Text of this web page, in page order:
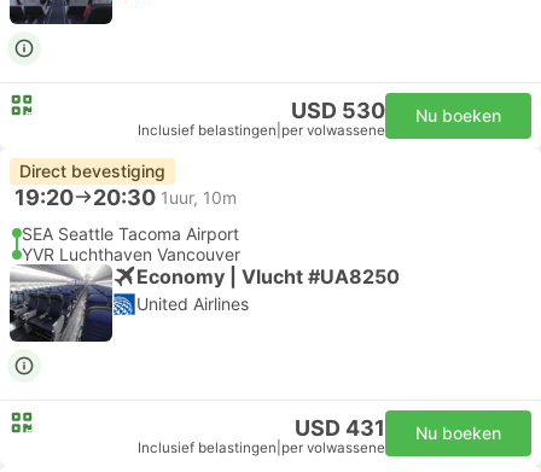
USD 530
Inclusief belastingen per volwassene
Nu boeken
Direct bevestiging
19:20 20:30 1uur, 10m
SEA Seattle Tacoma Airport
YVR Luchthaven Vancouver
Economy | Vlucht #UA8250
United Airlines
USD 431
Inclusief belastingen per volwassene
Nu boeken